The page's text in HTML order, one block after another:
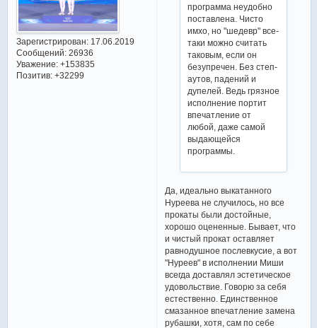
Зарегистрирован: 17.06.2019
Сообщений:26936
Уважение: +153835
Позитив: +32299
программа неудобно
поставлена. Чисто
имхо, но "шедевр" все-
таки можно считать
таковым, если он
безупречен. Без степ-
аутов, падений и
дупелей. Ведь грязное
исполнение портит
впечатление от
любой, даже самой
выдающейся
программы.
Да, идеально выкатанного
Нуреева не случилось, но все
прокаты были достойные,
хорошо оцененные. Бывает, что
и чистый прокат оставляет
равнодушное послевкусие, а вот
"Нуреев" в исполнении Миши
всегда доставлял эстетическое
удовольствие. Говорю за себя
естественно. Единственное
смазанное впечатление замена
рубашки, хотя, сам по себе